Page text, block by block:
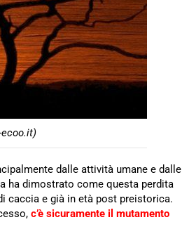
dalle attività umane e dalle
ha dimostrato come questa perdita
caccia e già in età post preistorica.
c’è sicuramente il mutamento